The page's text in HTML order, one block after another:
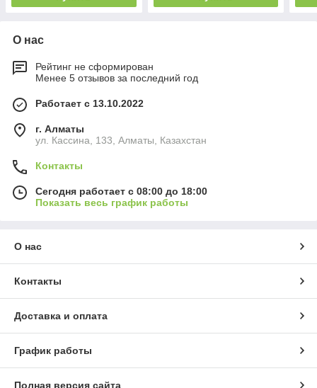
О нас
Рейтинг не сформирован
Менее 5 отзывов за последний год
Работает с 13.10.2022
г. Алматы
ул. Кассина, 133, Алматы, Казахстан
Контакты
Сегодня работает с 08:00 до 18:00
Показать весь график работы
О нас
Контакты
Доставка и оплата
График работы
Полная версия сайта